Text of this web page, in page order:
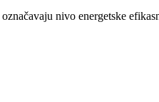
nivo energetske